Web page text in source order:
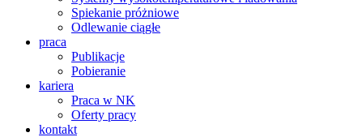
Spiekanie próżniowe
Odlewanie ciągłe
praca
Publikacje
Pobieranie
kariera
Praca w NK
Oferty pracy
kontakt